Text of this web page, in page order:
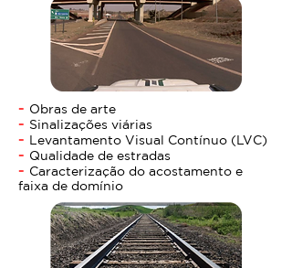
- Obras de arte
- Sinalizações viárias
- Levantamento Visual Contínuo (LVC)
- Qualidade de estradas
- Caracterização do acostamento e
faixa de domínio